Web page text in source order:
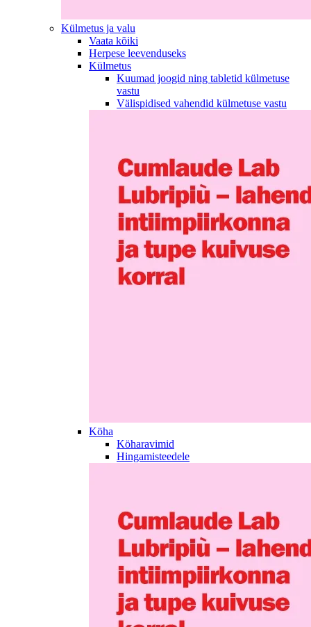
Külmetus ja valu
Vaata kõiki
Herpese leevenduseks
Külmetus
Kuumad joogid ning tabletid külmetuse
vastu
Välispidised vahendid külmetuse vastu
Köha
Köharavimid
Hingamisteedele